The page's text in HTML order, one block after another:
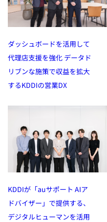
ダッシュボードを活用して
代理店支援を強化 データド
リブンな施策で収益を拡大
するKDDIの営業DX
KDDIが「auサポート AIア
ドバイザー」で提供する、
デジタルヒューマンを活用